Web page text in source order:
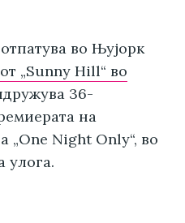
во Њујорк
„Sunny Hill“ во
36-
на
„One Night Only“, во
улога.